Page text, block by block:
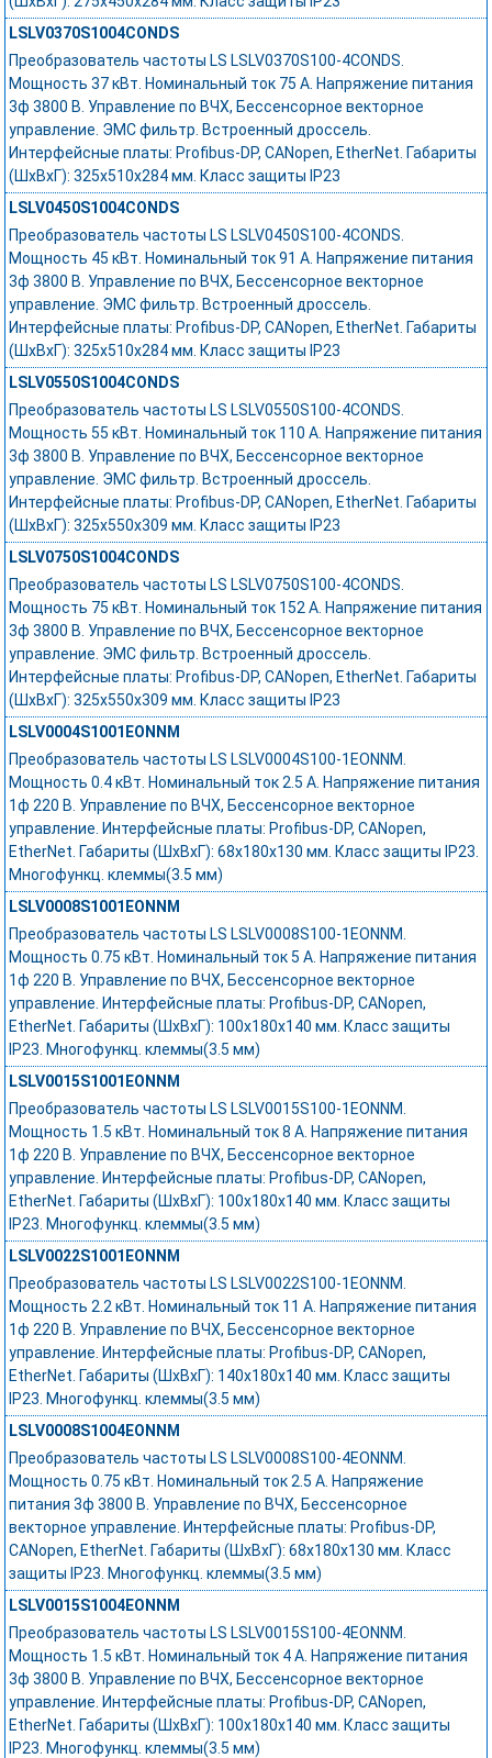
LSLV0370S1004CONDS
Преобразователь частоты LS LSLV0370S100-4CONDS.
Мощность 37 кВт. Номинальный ток 75 А. Напряжение питания
3ф 3800 В. Управление по ВЧХ, Бессенсорное векторное
управление. ЭМС фильтр. Встроенный дроссель.
Интерфейсные платы: Profibus-DP, CANopen, EtherNet. Габариты
(ШхВхГ): 325х510х284 мм. Класс защиты IP23
LSLV0450S1004CONDS
Преобразователь частоты LS LSLV0450S100-4CONDS.
Мощность 45 кВт. Номинальный ток 91 А. Напряжение питания
3ф 3800 В. Управление по ВЧХ, Бессенсорное векторное
управление. ЭМС фильтр. Встроенный дроссель.
Интерфейсные платы: Profibus-DP, CANopen, EtherNet. Габариты
(ШхВхГ): 325х510х284 мм. Класс защиты IP23
LSLV0550S1004CONDS
Преобразователь частоты LS LSLV0550S100-4CONDS.
Мощность 55 кВт. Номинальный ток 110 А. Напряжение питания
3ф 3800 В. Управление по ВЧХ, Бессенсорное векторное
управление. ЭМС фильтр. Встроенный дроссель.
Интерфейсные платы: Profibus-DP, CANopen, EtherNet. Габариты
(ШхВхГ): 325х550х309 мм. Класс защиты IP23
LSLV0750S1004CONDS
Преобразователь частоты LS LSLV0750S100-4CONDS.
Мощность 75 кВт. Номинальный ток 152 А. Напряжение питания
3ф 3800 В. Управление по ВЧХ, Бессенсорное векторное
управление. ЭМС фильтр. Встроенный дроссель.
Интерфейсные платы: Profibus-DP, CANopen, EtherNet. Габариты
(ШхВхГ): 325х550х309 мм. Класс защиты IP23
LSLV0004S1001EONNM
Преобразователь частоты LS LSLV0004S100-1EONNM.
Мощность 0.4 кВт. Номинальный ток 2.5 А. Напряжение питания
1ф 220 В. Управление по ВЧХ, Бессенсорное векторное
управление. Интерфейсные платы: Profibus-DP, CANopen,
EtherNet. Габариты (ШхВхГ): 68х180х130 мм. Класс защиты IP23.
Многофункц. клеммы(3.5 мм)
LSLV0008S1001EONNM
Преобразователь частоты LS LSLV0008S100-1EONNM.
Мощность 0.75 кВт. Номинальный ток 5 А. Напряжение питания
1ф 220 В. Управление по ВЧХ, Бессенсорное векторное
управление. Интерфейсные платы: Profibus-DP, CANopen,
EtherNet. Габариты (ШхВхГ): 100х180х140 мм. Класс защиты
IP23. Многофункц. клеммы(3.5 мм)
LSLV0015S1001EONNM
Преобразователь частоты LS LSLV0015S100-1EONNM.
Мощность 1.5 кВт. Номинальный ток 8 А. Напряжение питания
1ф 220 В. Управление по ВЧХ, Бессенсорное векторное
управление. Интерфейсные платы: Profibus-DP, CANopen,
EtherNet. Габариты (ШхВхГ): 100х180х140 мм. Класс защиты
IP23. Многофункц. клеммы(3.5 мм)
LSLV0022S1001EONNM
Преобразователь частоты LS LSLV0022S100-1EONNM.
Мощность 2.2 кВт. Номинальный ток 11 А. Напряжение питания
1ф 220 В. Управление по ВЧХ, Бессенсорное векторное
управление. Интерфейсные платы: Profibus-DP, CANopen,
EtherNet. Габариты (ШхВхГ): 140х180х140 мм. Класс защиты
IP23. Многофункц. клеммы(3.5 мм)
LSLV0008S1004EONNM
Преобразователь частоты LS LSLV0008S100-4EONNM.
Мощность 0.75 кВт. Номинальный ток 2.5 А. Напряжение
питания 3ф 3800 В. Управление по ВЧХ, Бессенсорное
векторное управление. Интерфейсные платы: Profibus-DP,
CANopen, EtherNet. Габариты (ШхВхГ): 68х180х130 мм. Класс
защиты IP23. Многофункц. клеммы(3.5 мм)
LSLV0015S1004EONNM
Преобразователь частоты LS LSLV0015S100-4EONNM.
Мощность 1.5 кВт. Номинальный ток 4 А. Напряжение питания
3ф 3800 В. Управление по ВЧХ, Бессенсорное векторное
управление. Интерфейсные платы: Profibus-DP, CANopen,
EtherNet. Габариты (ШхВхГ): 100х180х140 мм. Класс защиты
IP23. Многофункц. клеммы(3.5 мм)